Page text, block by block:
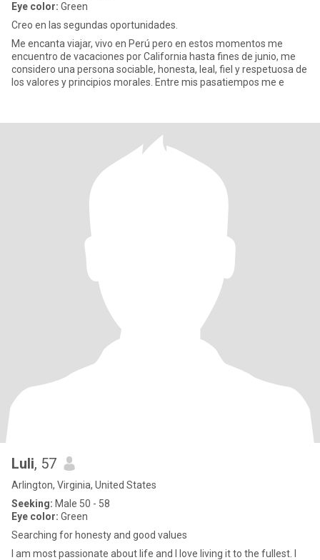
Eye color: Green
Creo en las segundas oportunidades.
Me encanta viajar, vivo en Perú pero en estos momentos me
encuentro de vacaciones por California hasta fines de junio, me
considero una persona sociable, honesta, leal, fiel y respetuosa de
los valores y principios morales. Entre mis pasatiempos me e
Luli, 57
Arlington, Virginia, United States
Seeking: Male 50 - 58
Eye color: Green
Searching for honesty and good values
I am most passionate about life and I love living it to the fullest. I